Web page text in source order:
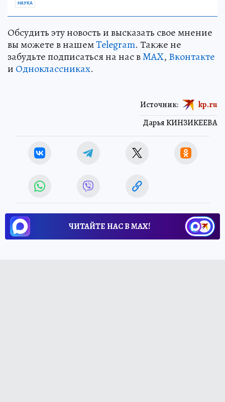
НАУКА
Обсудить эту новость и высказать свое мнение
вы можете в нашемTelegram. Также не
забудьте подписаться на нас вMAX, Вконтакте
и Одноклассниках.
Дарья КИНЗИКЕЕВА
Источник: kp.ru
ЧИТАЙТЕ НАС В МАХ!